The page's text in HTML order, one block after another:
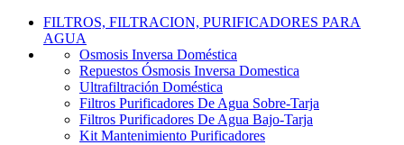
FILTROS, FILTRACION, PURIFICADORES PARA
AGUA
Osmosis Inversa Doméstica
Repuestos Ósmosis Inversa Domestica
Ultrafiltración Doméstica
Filtros Purificadores De Agua Sobre-Tarja
Filtros Purificadores De Agua Bajo-Tarja
Kit Mantenimiento Purificadores